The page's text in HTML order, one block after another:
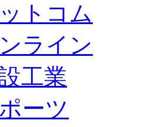
トコム
ライン
工業
ーツ